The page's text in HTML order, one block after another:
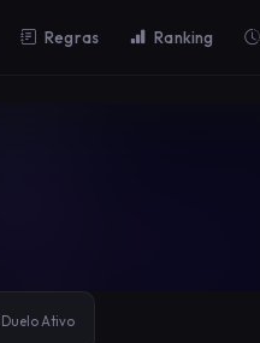
Regras Ranking
Duelo Ativo